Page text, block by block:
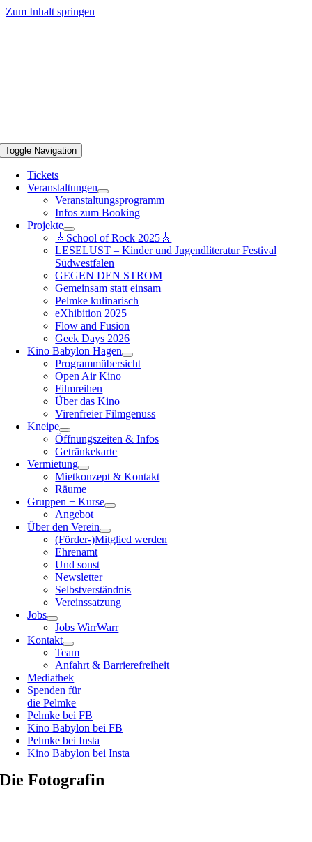
Zum Inhalt springen
Toggle Navigation
Tickets
Veranstaltungen
Veranstaltungsprogramm
Infos zum Booking
Projekte
🎸School of Rock 2025🎸
LESELUST – Kinder und Jugendliteratur Festival
Südwestfalen
GEGEN DEN STROM
Gemeinsam statt einsam
Pelmke kulinarisch
eXhibition 2025
Flow and Fusion
Geek Days 2026
Kino Babylon Hagen
Programmübersicht
Open Air Kino
Filmreihen
Über das Kino
Virenfreier Filmgenuss
Kneipe
Öffnungszeiten & Infos
Getränkekarte
Vermietung
Mietkonzept & Kontakt
Räume
Gruppen + Kurse
Angebot
Über den Verein
(Förder-)Mitglied werden
Ehrenamt
Und sonst
Newsletter
Selbstverständnis
Vereinssatzung
Jobs
Jobs WirrWarr
Kontakt
Team
Anfahrt & Barrierefreiheit
Mediathek
Spenden für
die Pelmke
Pelmke bei FB
Kino Babylon bei FB
Pelmke bei Insta
Kino Babylon bei Insta
Die Fotografin